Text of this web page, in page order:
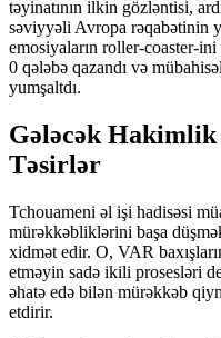
təyinatının ilkin gözləntisi,
səviyyəli Avropa rəqabətinin
emosiyaların roller-coaster-
0 qələbə qazandı və
yumşaltdı.
Gələcək
Təsirlər
Tchouameni əl işi hadisəsi
mürəkkəbliklərini başa
xidmət edir. O, VAR
etməyin sadə ikili prosesləri
əhatə edə bilən mürəkkəb
etdirir.